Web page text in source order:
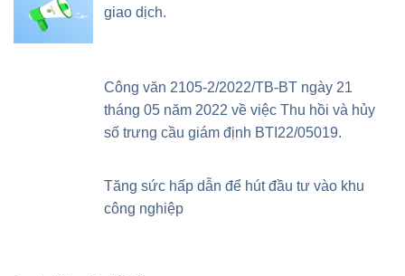
giao dịch.
Công văn 2105-2/2022/TB-BT ngày 21
tháng 05 năm 2022 về việc Thu hồi và hủy
số trưng cầu giám định BTI22/05019.
Tăng sức hấp dẫn để hút đầu tư vào khu
công nghiệp